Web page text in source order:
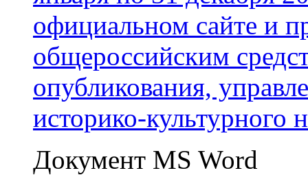
официальном сайте и
общероссийским
опубликования,
историко-культурного
Документ MS Word